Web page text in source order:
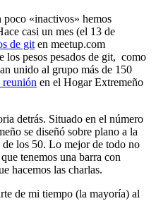
poco «inactivos» hemos
casi un mes (el 13 de
de git en meetup.com
los pesos pesados de git, como
unido al grupo más de 150
reunión en el Hogar Extremeño
detrás. Situado en el número
se diseñó sobre plano a la
los 50. Lo mejor de todo no
tenemos una barra con
hacemos las charlas.
de mi tiempo (la mayoría) al